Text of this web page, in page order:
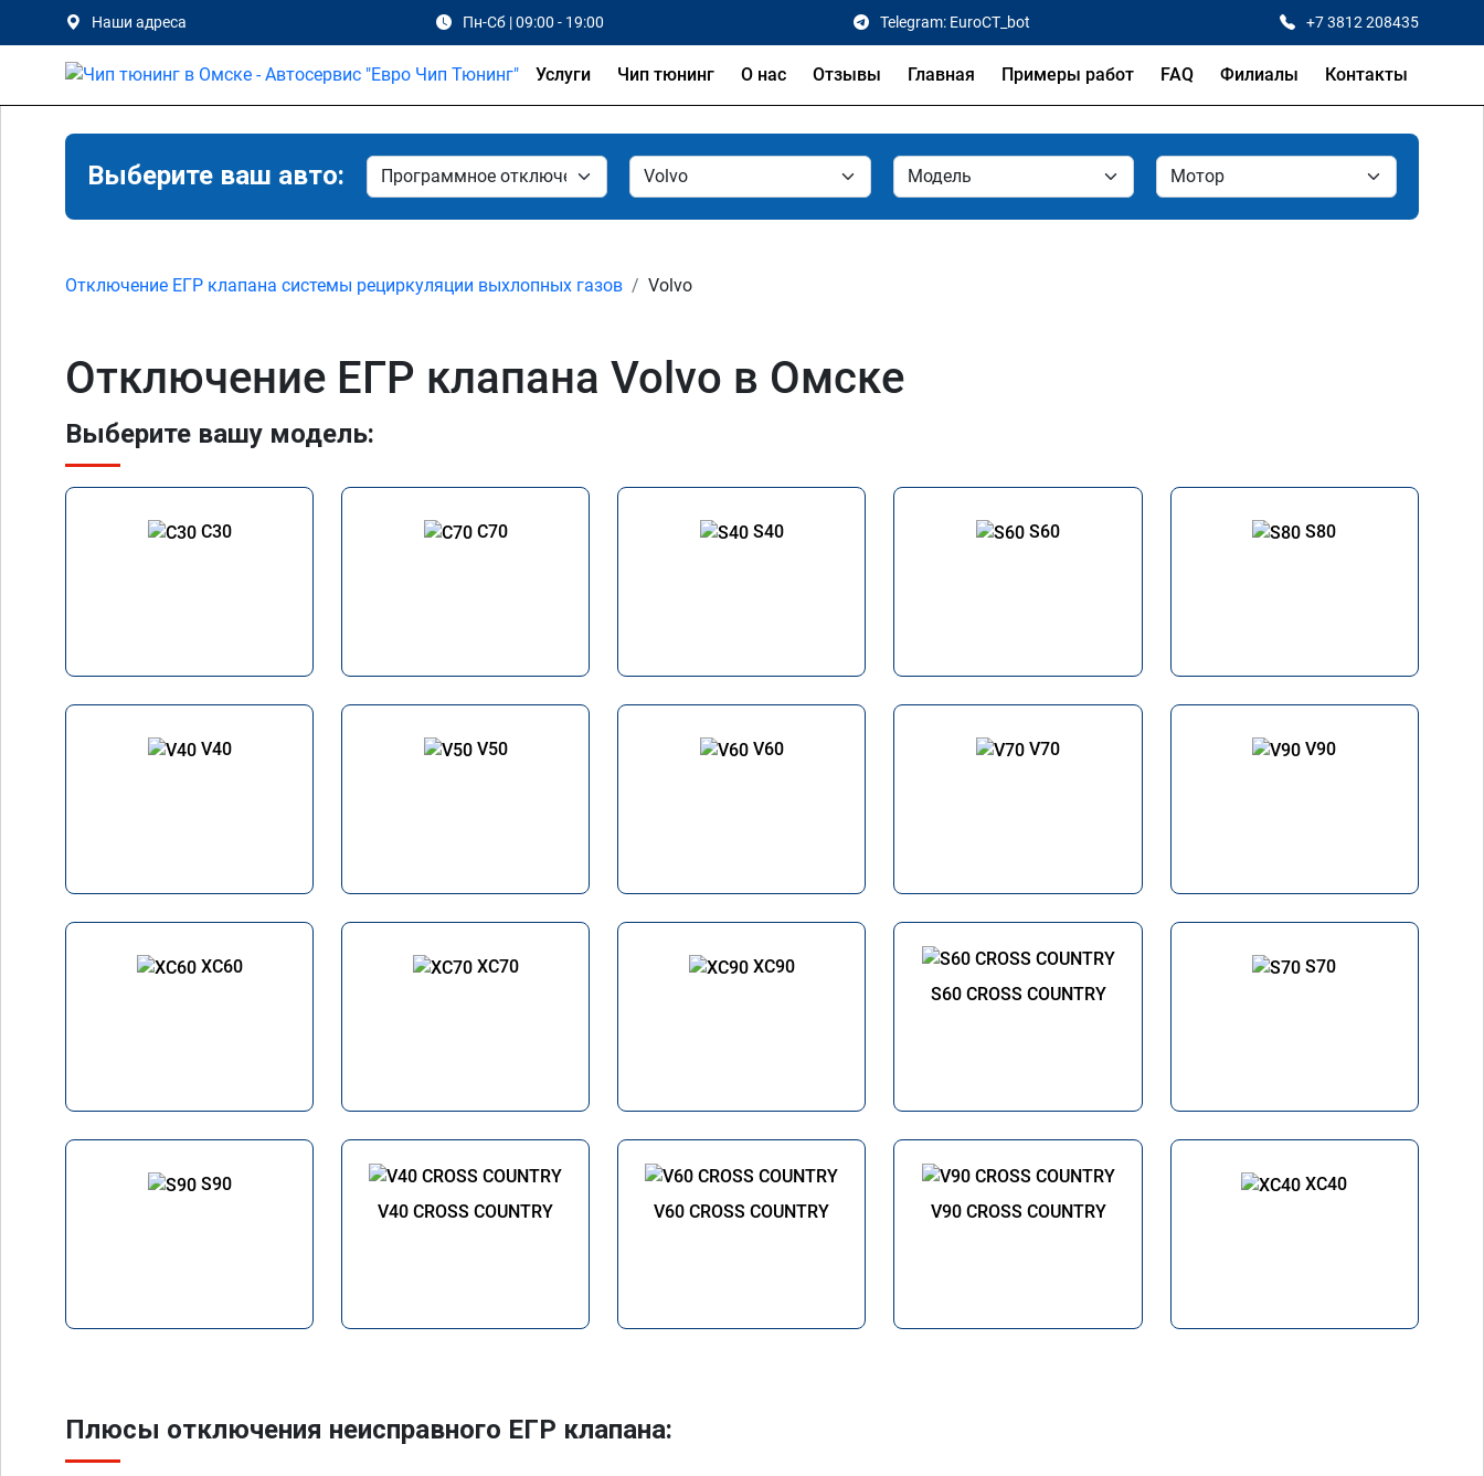
Наши адреса Пн-Сб | 09:00 - 19:00 Telegram: EuroCT_bot +7 3812 208435
Услуги Чип тюнинг О нас Отзывы Главная Примеры работ FAQ Филиалы Контакты
Выберите ваш авто:
Отключение ЕГР клапана системы рециркуляции выхлопных газов Volvo
Отключение ЕГР клапана Volvo в Омске
Выберите вашу модель:
C30 C70 S40 S60 S80
V40 V50 V60 V70 V90
XC60 XC70
XC90
S60 CROSS COUNTRY
S70
S90
V40 CROSS COUNTRY
V60 CROSS COUNTRY V90 CROSS COUNTRY
XC40
Плюсы отключения неисправного ЕГР клапана: